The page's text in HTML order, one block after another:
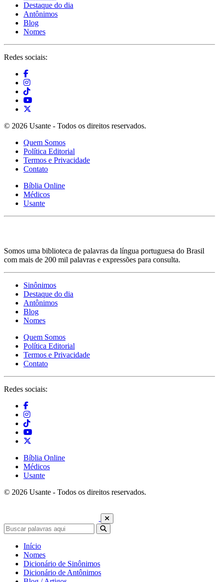
Destaque do dia
Antônimos
Blog
Nomes
Redes sociais:
© 2026 Usante - Todos os direitos reservados.
Quem Somos
Política Editorial
Termos e Privacidade
Contato
Bíblia Online
Médicos
Usante
Somos uma biblioteca de palavras da língua portuguesa do Brasil
com mais de 200 mil palavras e expressões para consulta.
Sinônimos
Destaque do dia
Antônimos
Blog
Nomes
Quem Somos
Política Editorial
Termos e Privacidade
Contato
Redes sociais:
Bíblia Online
Médicos
Usante
© 2026 Usante - Todos os direitos reservados.
Início
Nomes
Dicionário de Sinônimos
Dicionário de Antônimos